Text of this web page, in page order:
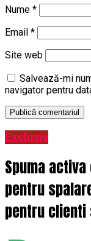
Nume *
Email *
Site web
Salvează-mi
navigator pentru
Exclusiv
Spuma
pentru
pentru